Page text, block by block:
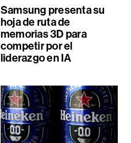
Samsung presenta su
hoja de ruta de
memorias 3D para
competir por el
liderazgo en IA